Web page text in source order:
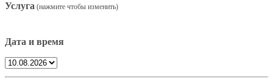
Услуга
Дата и время